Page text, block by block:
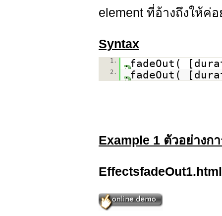
element ที่อ้างถึงให้ค่
Syntax
1. .fadeOut(
2. .fadeOut(
Example 1 ตัวอย่างก
EffectsfadeOut1.html